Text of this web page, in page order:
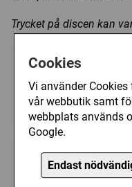
Cookies
Vi använder
vår webbutik samt
webbplats används
Google.
Endast
Trycket på discen kan
Välj färg:
White - Ej i lager
139 kr